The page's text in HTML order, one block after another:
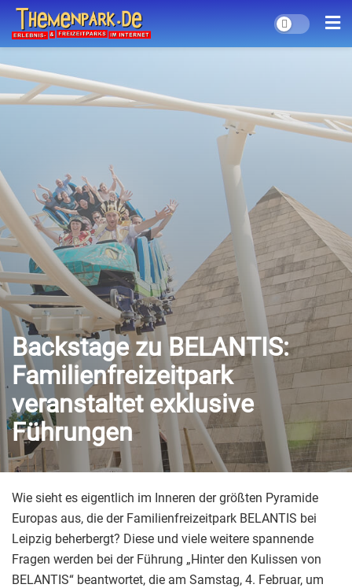
Backstage zu BELANTIS:
Familienfreizeitpark
veranstaltet exklusive
Führungen
Wie sieht es eigentlich im Inneren der größten Pyramide
Europas aus, die der Familienfreizeitpark BELANTIS bei
Leipzig beherbergt? Diese und viele weitere spannende
Fragen werden bei der Führung „Hinter den Kulissen von
BELANTIS“ beantwortet, die am Samstag, 4. Februar, um